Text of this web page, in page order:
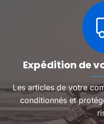
Expédition de
Les articles de votre
conditionnés et